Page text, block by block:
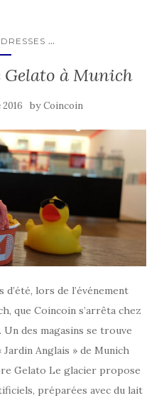
...
à Munich
byCoincoin
lors de l’événement
que Coincoin s’arrêta chez
des magasins se trouve
Anglais » de Munich
Gelato Le glacier propose
préparées avec du lait